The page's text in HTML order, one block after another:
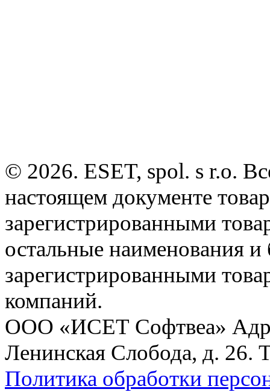
© 2026. ESET, spol. s r.o.
настоящем документе
зарегистрированными
остальные наименования
зарегистрированными
компаний.
ООО «ИСЕТ Софтвеа»
Ленинская Слобода, д. 26.
Политика обработки